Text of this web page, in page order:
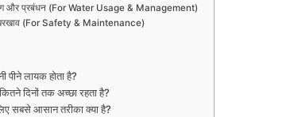
और प्रबंधन (For Water Usage & Management)
(For Safety & Maintenance)
पीने लायक होता है?
दिनों तक अच्छा रहता है?
सबसे आसान तरीका क्या है?